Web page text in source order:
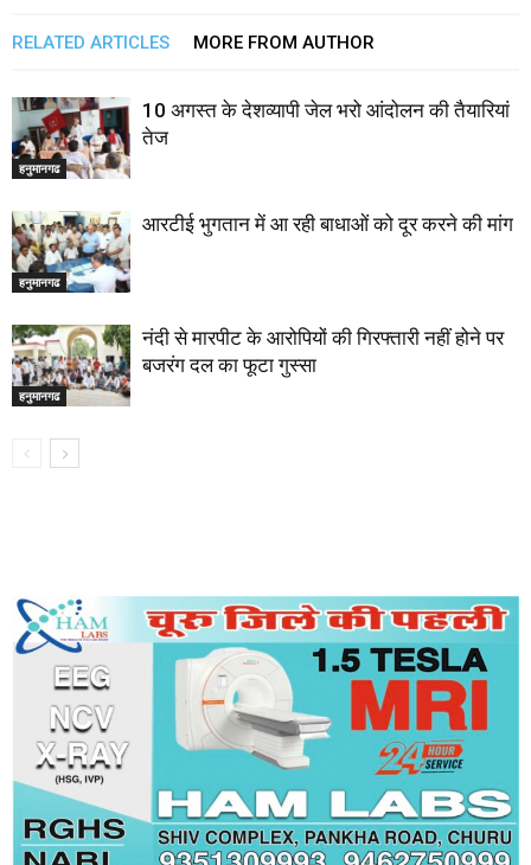
RELATED ARTICLES MORE FROM AUTHOR
हनुमानगढ
10 अगस्त के देशव्यापी जेल भरो आंदोलन की तैयारियां
तेज
हनुमानगढ
आरटीई भुगतान में आ रही बाधाओं को दूर करने की मांग
हनुमानगढ
नंदी से मारपीट के आरोपियों की गिरफ्तारी नहीं होने पर
बजरंग दल का फूटा गुस्सा